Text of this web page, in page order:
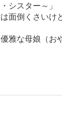
シスター～」
面倒くさいけ
雅な母娘（お